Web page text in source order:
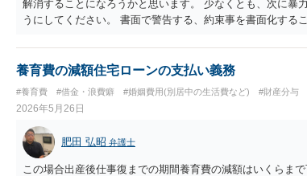
解消することになろうかと思います。 少なくとも、次に暴
うにしてください。 書面で警告する、約束事を書面化する
てください。
養育費の減額住宅ローンの支払い義務
#養育費 #借金・浪費癖 #婚姻費用(別居中の生活費など) #財産分与
2026年5月26日
肥田 弘昭 弁護士
この場合出産後仕事復までの期間養育費の減額はいくらま